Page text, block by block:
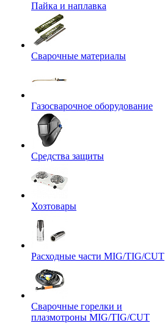
Пайка и наплавка
Сварочные материалы
Газосварочное оборудование
Средства защиты
Хозтовары
Расходные части MIG/TIG/CUT
Сварочные горелки и
плазмотроны MIG/TIG/CUT